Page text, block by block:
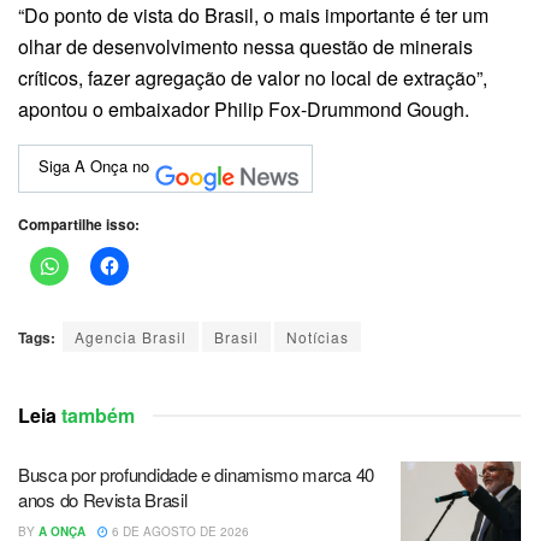
“Do ponto de vista do Brasil, o mais importante é ter um
olhar de desenvolvimento nessa questão de minerais
críticos, fazer agregação de valor no local de extração”,
apontou o embaixador Philip Fox-Drummond Gough.
Siga A Onça no
Compartilhe isso:
Tags: Agencia Brasil Brasil Notícias
Leiatambém
Busca por profundidade e dinamismo marca 40
anos do Revista Brasil
BY A ONÇA 6 DE AGOSTO DE 2026